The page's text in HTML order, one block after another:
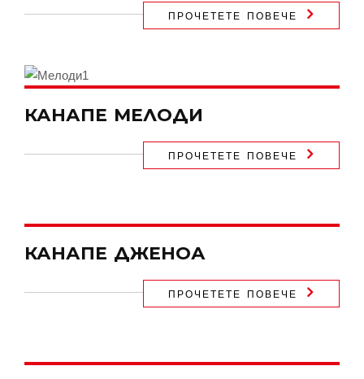
ПРОЧЕТЕТЕ ПОВЕЧЕ
КАНАПЕ МЕЛОДИ
ПРОЧЕТЕТЕ ПОВЕЧЕ
КАНАПЕ ДЖЕНОА
ПРОЧЕТЕТЕ ПОВЕЧЕ